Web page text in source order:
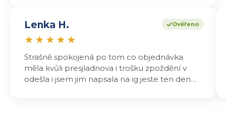
Ověřeno
Lenka H.
★ ★ ★ ★ ★
Strašně spokojená po tom co objednávka
měla kvůli presjladnova i trošku zpoždění v
odešla i jsem jim napsala na ig jeste ten den